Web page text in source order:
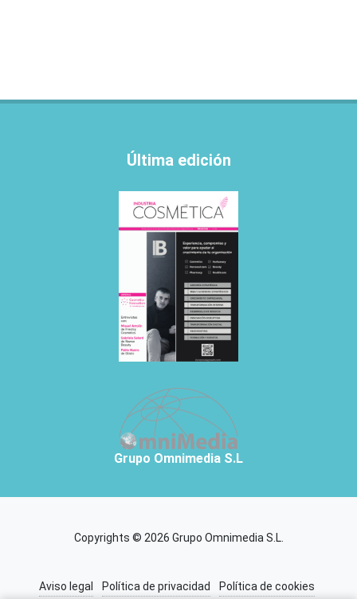
Última edición
Grupo Omnimedia S.L
Copyrights © 2026 Grupo Omnimedia S.L.
Aviso legal Política de privacidad Política de cookies